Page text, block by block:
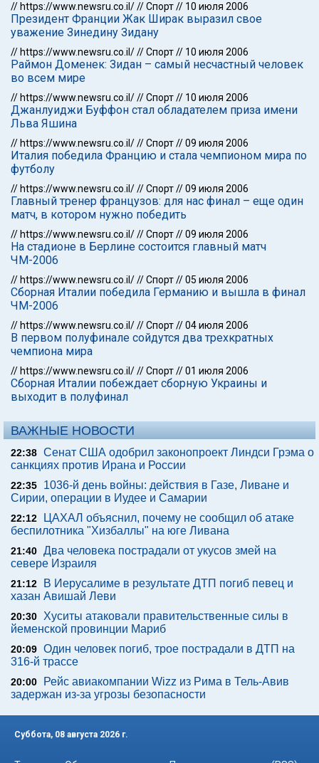
// https://www.newsru.co.il///Спорт// 10 июля 2006
Президент Франции Жак Ширак выразил свое
уважение Зинедину Зидану
// https://www.newsru.co.il///Спорт// 10 июля 2006
Раймон Доменек: Зидан – самый несчастный человек
во всем мире
// https://www.newsru.co.il///Спорт// 10 июля 2006
Джанлуиджи Буффон стал обладателем приза имени
Льва Яшина
// https://www.newsru.co.il///Спорт//09 июля 2006
Италия победила Францию и стала чемпионом мира по
футболу
// https://www.newsru.co.il///Спорт//09 июля 2006
Главный тренер французов: для нас финал – еще один
матч, в котором нужно победить
// https://www.newsru.co.il///Спорт//09 июля 2006
На стадионе в Берлине состоится главный матч
ЧМ-2006
// https://www.newsru.co.il///Спорт//05 июля 2006
Сборная Италии победила Германию и вышла в финал
ЧМ-2006
// https://www.newsru.co.il///Спорт//04 июля 2006
В первом полуфинале сойдутся два трехкратных
чемпиона мира
// https://www.newsru.co.il///Спорт//01 июля 2006
Сборная Италии побеждает сборную Украины и
выходит в полуфинал
ВАЖНЫЕ НОВОСТИ
22:38 Сенат США одобрил законопроект Линдси Грэма о
санкциях против Ирана и России
22:35
1036-й день войны: действия в Газе, Ливане и
Сирии, операции в Иудее и Самарии
22:12
ЦАХАЛ объяснил, почему не сообщил об атаке
беспилотника "Хизбаллы" на юге Ливана
21:40 Два человека пострадали от укусов змей на
севере Израиля
21:12
В Иерусалиме в результате ДТП погиб певец и
хазан Авишай Леви
20:30
Хуситы атаковали правительственные силы в
йеменской провинции Мариб
20:09 Один человек погиб, трое пострадали в ДТП на
316-й трассе
20:00
Рейс авиакомпании Wizz из Рима в Тель-Авив
задержан из-за угрозы безопасности
Суббота, 08 августа 2026 г.